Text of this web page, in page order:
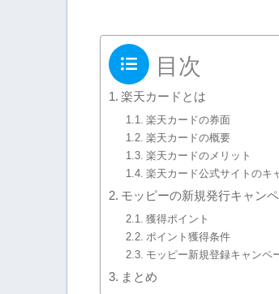
目次
楽天カードとは
楽天カードの券面
楽天カードの概要
楽天カードのメリット
楽天カード公式サイトのキ
モッピーの新規発行キャン
獲得ポイント
ポイント獲得条件
モッピー新規登録キャンペ
まとめ